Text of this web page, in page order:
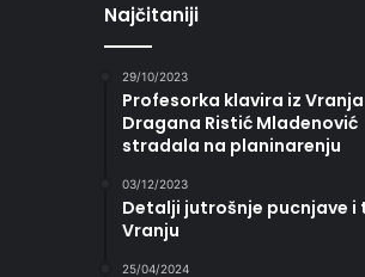
Najčitaniji
29/10/2023
Profesorka klavira iz Vranja
Dragana Ristić Mladenović
stradala na planinarenju
03/12/2023
Detalji jutrošnje pucnjave i
Vranju
25/04/2024